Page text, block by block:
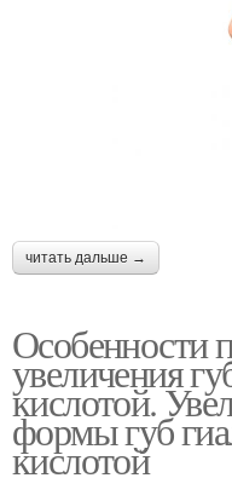
читать дальше →
Особенности
увеличения
кислотой.
формы губ
кислотой